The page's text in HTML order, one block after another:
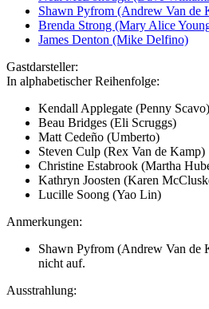
Shawn Pyfrom (Andrew Van de
Brenda Strong (Mary Alice
James Denton (Mike Delfino)
Gastdarsteller:
In alphabetischer Reihenfolge:
Kendall Applegate (Penny Scavo)
Beau Bridges (Eli Scruggs)
Matt Cedeño (Umberto)
Steven Culp (Rex Van de Kamp)
Christine Estabrook (Martha
Kathryn Joosten (Karen
Lucille Soong (Yao Lin)
Anmerkungen:
Shawn Pyfrom (Andrew Van de
nicht auf.
Ausstrahlung: